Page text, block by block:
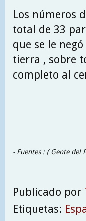
Los números
total de 33
que se le
tierra , sobre
completo al
- Fuentes : ( Gente del
Publicado por
Etiquetas: